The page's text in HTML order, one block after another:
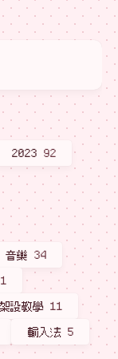
2023 92
音樂 34
設教學 11
輸入法 5